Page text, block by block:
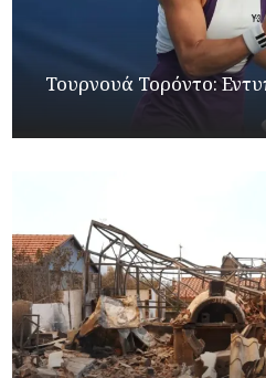
Τουρνουά Τορόντο: